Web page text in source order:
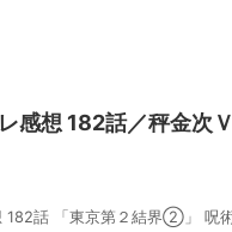
感想 182話／秤金次
182話 「東京第２結界②」 呪